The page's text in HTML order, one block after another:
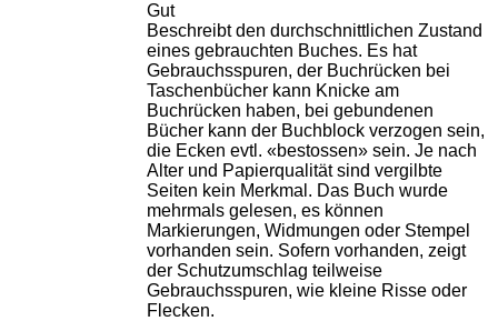
Gut
Beschreibt den durchschnittlichen Zustand
eines gebrauchten Buches. Es hat
Gebrauchsspuren, der Buchrücken bei
Taschenbücher kann Knicke am
Buchrücken haben, bei gebundenen
Bücher kann der Buchblock verzogen sein,
die Ecken evtl. «bestossen» sein. Je nach
Alter und Papierqualität sind vergilbte
Seiten kein Merkmal. Das Buch wurde
mehrmals gelesen, es können
Markierungen, Widmungen oder Stempel
vorhanden sein. Sofern vorhanden, zeigt
der Schutzumschlag teilweise
Gebrauchsspuren, wie kleine Risse oder
Flecken.